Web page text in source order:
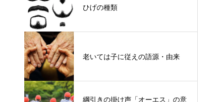
ひげの種類
老いては子に従えの語源・由来
綱引きの掛け声「オーエス」の意